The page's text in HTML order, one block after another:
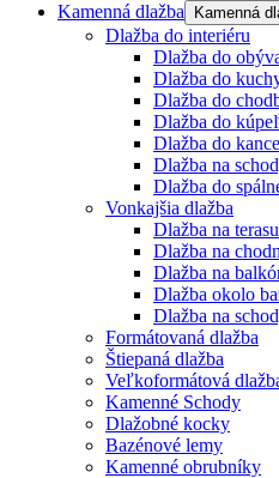
Kamenná dlažba
Kamenná
Dlažba do interiéru
Dlažba do
Dlažba do
Dlažba do
Dlažba do
Dlažba do
Dlažba na
Dlažba do
Vonkajšia dlažba
Dlažba na terasu
Dlažba na
Dlažba na
Dlažba okolo
Dlažba na
Formátovaná dlažba
Štiepaná dlažba
Veľkoformátová
Kamenné Schody
Dlažobné kocky
Bazénové lemy
Kamenné obrubníky